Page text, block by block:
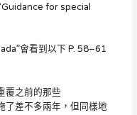
for special
會看到以下 P. 58–61
覆之前的那些
了差不多兩年，但同樣地